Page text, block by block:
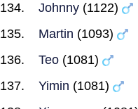
Johnny (1122)
Martin (1093)
Teo (1081)
Yimin (1081)